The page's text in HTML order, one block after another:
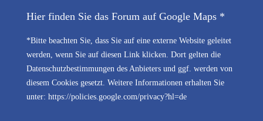
Hier finden Sie das Forum auf Google Maps *
*Bitte beachten Sie, dass Sie auf eine externe Website geleitet
werden, wenn Sie auf diesen Link klicken. Dort gelten die
Datenschutzbestimmungen des Anbieters und ggf. werden von
diesem Cookies gesetzt. Weitere Informationen erhalten Sie
unter: https://policies.google.com/privacy?hl=de